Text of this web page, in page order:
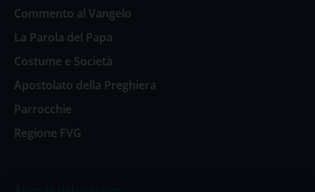
Commento al Vangelo
La Parola del Papa
Costume e Società
Apostolato della Preghiera
Parrocchie
Regione FVG